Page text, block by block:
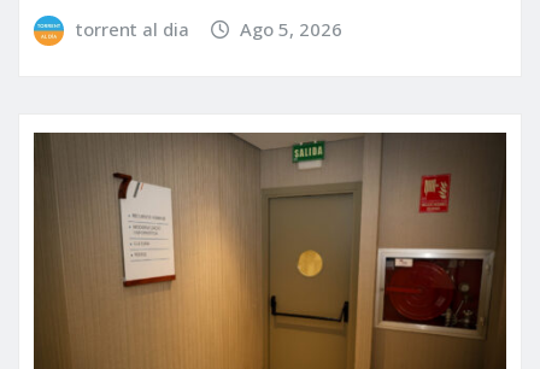
torrent al dia Ago 5, 2026